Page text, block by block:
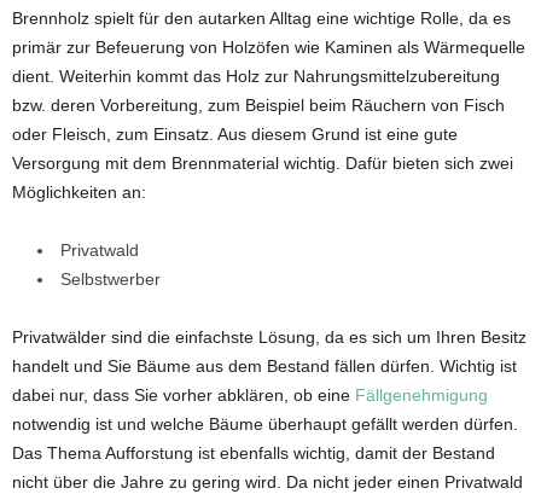
Brennholz spielt für den autarken Alltag eine wichtige Rolle, da es
primär zur Befeuerung von Holzöfen wie Kaminen als Wärmequelle
dient. Weiterhin kommt das Holz zur Nahrungsmittelzubereitung
bzw. deren Vorbereitung, zum Beispiel beim Räuchern von Fisch
oder Fleisch, zum Einsatz. Aus diesem Grund ist eine gute
Versorgung mit dem Brennmaterial wichtig. Dafür bieten sich zwei
Möglichkeiten an:
Privatwald
Selbstwerber
Privatwälder sind die einfachste Lösung, da es sich um Ihren Besitz
handelt und Sie Bäume aus dem Bestand fällen dürfen. Wichtig ist
dabei nur, dass Sie vorher abklären, ob eine Fällgenehmigung
notwendig ist und welche Bäume überhaupt gefällt werden dürfen.
Das Thema Aufforstung ist ebenfalls wichtig, damit der Bestand
nicht über die Jahre zu gering wird. Da nicht jeder einen Privatwald